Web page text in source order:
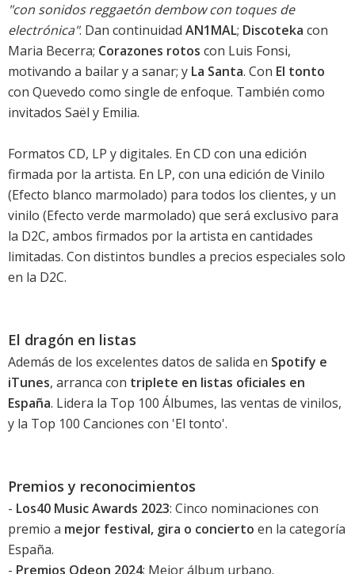
"con sonidos reggaetón dembow con toques de
electrónica". Dan continuidad AN1MAL; Discoteka con
Maria Becerra; Corazones rotos con Luis Fonsi,
motivando a bailar y a sanar; y La Santa. Con El tonto
con Quevedo como single de enfoque. También como
invitados Saël y Emilia.
Formatos CD, LP y digitales. En CD con una edición
firmada por la artista. En LP, con una edición de Vinilo
(Efecto blanco marmolado) para todos los clientes, y un
vinilo (Efecto verde marmolado) que será exclusivo para
la D2C, ambos firmados por la artista en cantidades
limitadas. Con distintos bundles a precios especiales solo
en la D2C.
El dragón en listas
Además de los excelentes datos de salida en Spotify e
iTunes, arranca con triplete en listas oficiales en
España. Lidera la Top 100 Álbumes, las ventas de vinilos,
y la Top 100 Canciones con 'El tonto'.
Premios y reconocimientos
- Los40 Music Awards 2023: Cinco nominaciones con
premio a mejor festival, gira o concierto en la categoría
España.
- Premios Odeon 2024: Mejor álbum urbano.